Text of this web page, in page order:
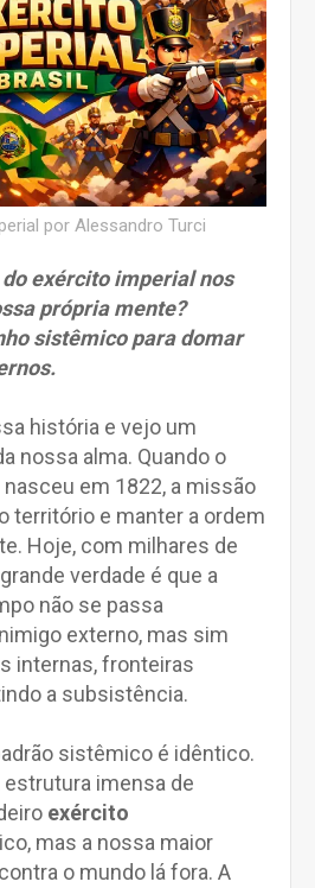
por Alessandro Turci
do exército imperial nos
própria mente?
sistêmico para domar
história e vejo um
nossa alma. Quando o
nasceu em 1822, a missão
território e manter a ordem
Hoje, com milhares de
verdade é que a
não se passa
externo, mas sim
internas, fronteiras
a subsistência.
sistêmico é idêntico.
imensa de
exército
mas a nossa maior
o mundo lá fora. A